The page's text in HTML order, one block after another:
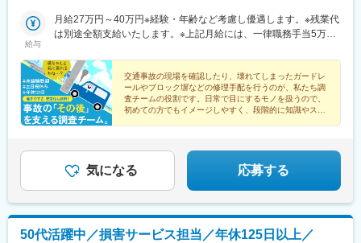
1-36-2■金沢営業所：石川県金沢市示野中町2丁目10■富山営業
所：富山県富山市蜷川342-1■兵庫営業所：兵庫県神戸市西区池上
香川県高松市サンポート2-1受動喫煙対策：屋内禁煙
町駅、猿猴橋町駅
給与
月給27万円～40万円※経験・年齢など考慮し優遇します。※残業代
は別途全額支給いたします。※上記月給には、一律職務手当5万円
交通事故の現場を確認したり、壊れてしまったガードレ
ールやブロック塀などの修理手配を行うのが、私たち調
査チームの役割です。日常で目にするモノを扱うので、
初めての方でもイメージしやすく、段階的に知識やスキ
気になる 応募する
50代活躍中／損害サービス担当／年休125日以上／